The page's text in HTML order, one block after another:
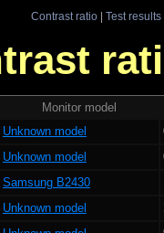
Contrast ratio| Test results
Monitor model
Unknown model
Unknown model
Samsung B2430
Unknown model